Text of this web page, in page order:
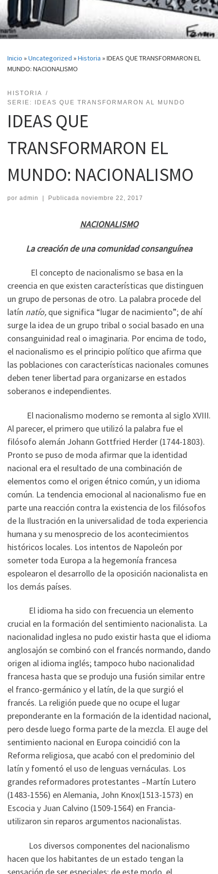
Inicio »Uncategorized »Historia »IDEAS QUE TRANSFORMARON EL
MUNDO: NACIONALISMO
HISTORIA
SERIE: IDEAS QUE TRANSFORMARON AL MUNDO
IDEAS QUE
TRANSFORMARON EL
MUNDO: NACIONALISMO
por admin Publicada noviembre 22, 2017
NACIONALISMO
La creación de una comunidad consanguínea
El concepto de nacionalismo se basa en la
creencia en que existen características que distinguen
un grupo de personas de otro. La palabra procede del
latín natío, que significa “lugar de nacimiento”; de ahí
surge la idea de un grupo tribal o social basado en una
consanguinidad real o imaginaria. Por encima de todo,
el nacionalismo es el principio político que afirma que
las poblaciones con características nacionales comunes
deben tener libertad para organizarse en estados
soberanos e independientes.
El nacionalismo moderno se remonta al siglo XVIII.
Al parecer, el primero que utilizó la palabra fue el
filósofo alemán Johann Gottfried Herder (1744-1803).
Pronto se puso de moda afirmar que la identidad
nacional era el resultado de una combinación de
elementos como el origen étnico común, y un idioma
común. La tendencia emocional al nacionalismo fue en
parte una reacción contra la existencia de los filósofos
de la Ilustración en la universalidad de toda experiencia
humana y su menosprecio de los acontecimientos
históricos locales. Los intentos de Napoleón por
someter toda Europa a la hegemonía francesa
espolearon el desarrollo de la oposición nacionalista en
los demás países.
El idioma ha sido con frecuencia un elemento
crucial en la formación del sentimiento nacionalista. La
nacionalidad inglesa no pudo existir hasta que el idioma
anglosajón se combinó con el francés normando, dando
origen al idioma inglés; tampoco hubo nacionalidad
francesa hasta que se produjo una fusión similar entre
el franco-germánico y el latín, de la que surgió el
francés. La religión puede que no ocupe el lugar
preponderante en la formación de la identidad nacional,
pero desde luego forma parte de la mezcla. El auge del
sentimiento nacional en Europa coincidió con la
Reforma religiosa, que acabó con el predominio del
latín y fomentó el uso de lenguas vernáculas. Los
grandes reformadores protestantes –Martín Lutero
(1483-1556) en Alemania, John Knox(1513-1573) en
Escocia y Juan Calvino (1509-1564) en Francia-
utilizaron sin reparos argumentos nacionalistas.
Los diversos componentes del nacionalismo
hacen que los habitantes de un estado tengan la
sensación de ser especiales; de este modo, el